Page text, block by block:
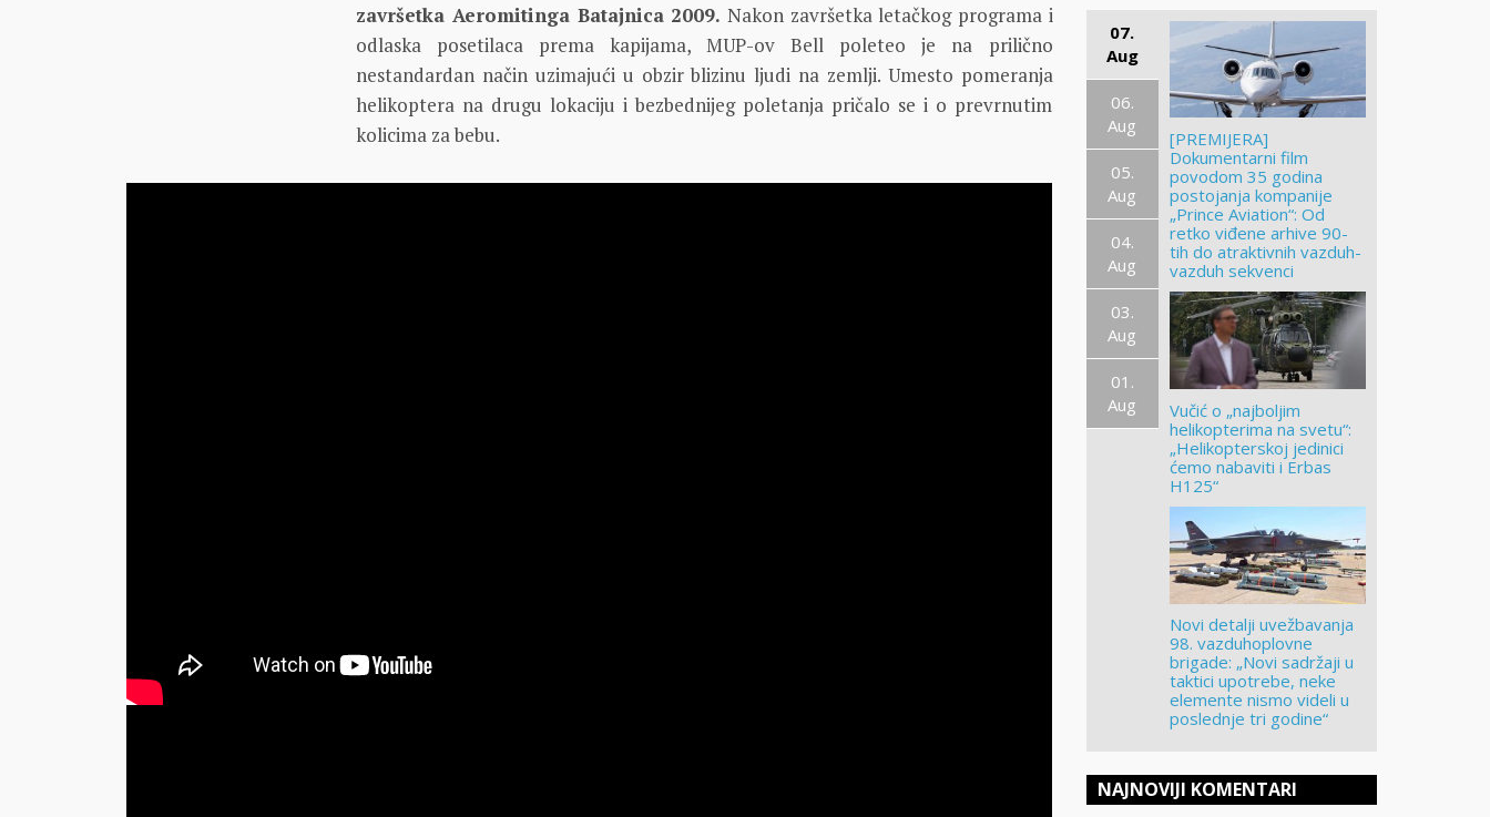
završetka Aeromitinga Batajnica 2009. Nakon završetka letačkog programa i
odlaska posetilaca prema kapijama, MUP-ov Bell poleteo je na prilično
nestandardan način uzimajući u obzir blizinu ljudi na zemlji. Umesto pomeranja
helikoptera na drugu lokaciju i bezbednijeg poletanja pričalo se i o prevrnutim
kolicima za bebu.
07.
Aug
06.
Aug
05.
Aug
04.
Aug
03.
Aug
01.
Aug
[PREMIJERA]
Dokumentarni film
povodom 35 godina
postojanja kompanije
„Prince Aviation“: Od
retko viđene arhive 90-
tih do atraktivnih vazduh-
vazduh sekvenci
Vučić o „najboljim
helikopterima na svetu“:
„Helikopterskoj jedinici
ćemo nabaviti i Erbas
H125“
Novi detalji uvežbavanja
98. vazduhoplovne
brigade: „Novi sadržaji u
taktici upotrebe, neke
elemente nismo videli u
poslednje tri godine“
NAJNOVIJI KOMENTARI